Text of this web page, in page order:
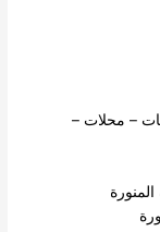
– محلات –